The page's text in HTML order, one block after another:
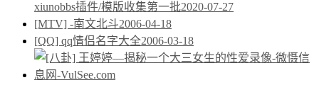
xiunobbs插件/模版收集第一批2020-07-27
[MTV] -南文北斗2006-04-18
[QQ] qq情侣名字大全2006-03-18